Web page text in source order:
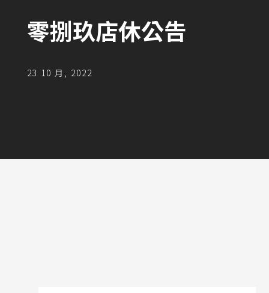
零捌玖店休公告
23 10 月, 2022